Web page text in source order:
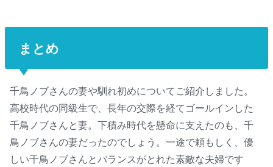
まとめ
千鳥ノブさんの妻や馴れ初めについてご紹介しました。
高校時代の同級生で、長年の交際を経てゴールインした
千鳥ノブさんと妻。下積み時代を懸命に支えたのも、千
鳥ノブさんの妻だったのでしょう。一途で頼もしく、優
しい千鳥ノブさんとバランスがとれた素敵な夫婦です